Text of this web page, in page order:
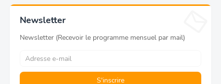
Newsletter
Newsletter (Recevoir le programme mensuel par mail)